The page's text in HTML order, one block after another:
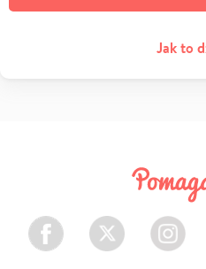
Jak to
Facebook Twitter Instagram